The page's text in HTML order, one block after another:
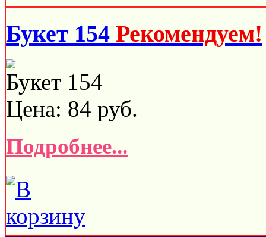
Букет 154 Рекомендуем!
Букет 154
Цена: 84 руб.
Подробнее...